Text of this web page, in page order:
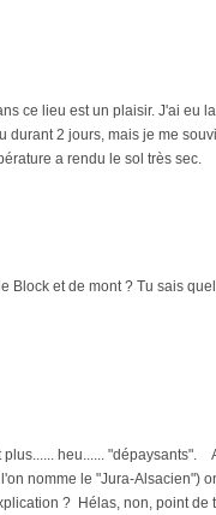
ce lieu est un plaisir. J'ai eu
2 jours, mais je me
a rendu le sol très sec.
Block et de mont ? Tu sais
heu...... "dépaysants".
nomme le "Jura-Alsacien")
? Hélas, non, point de